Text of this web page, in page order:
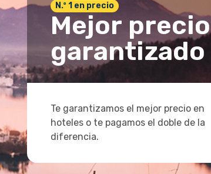
N.º 1 en precio
Mejor precio
garantizado
Te garantizamos el mejor precio en
hoteles o te pagamos el doble de la
diferencia.